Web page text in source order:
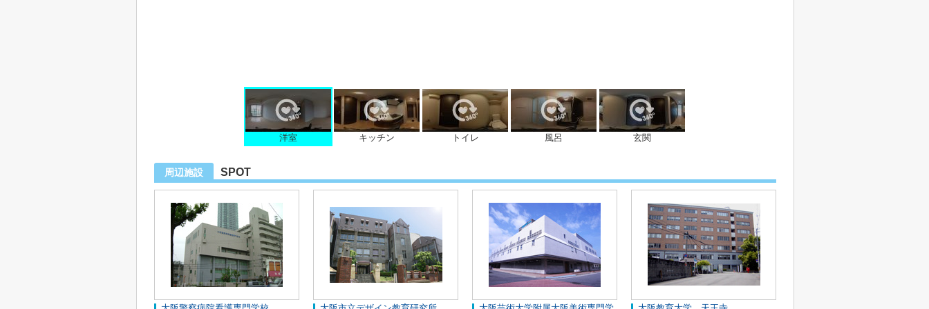
洋室 キッチン トイレ 風呂 玄関
周辺施設 SPOT